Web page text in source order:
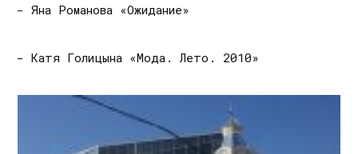
- Яна Романова «Ожидание»
- Катя Голицына «Мода. Лето. 2010»